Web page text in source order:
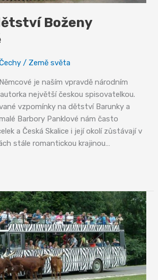
Boženy
/ Země světa
je naším vpravdě národním
největší českou spisovatelkou.
vzpomínky na dětství Barunky a
Barbory Panklové nám často
a Česká Skalice i její okolí zůstávají v
stále romantickou krajinou…